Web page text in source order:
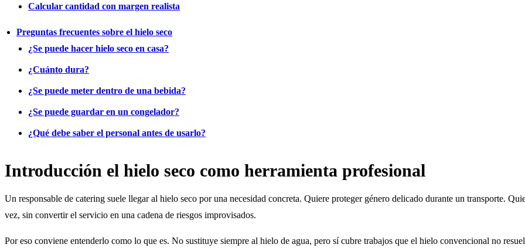
Calcular cantidad con margen realista
Preguntas frecuentes sobre el hielo seco
¿Se puede hacer hielo seco en casa?
¿Cuánto dura?
¿Se puede meter dentro de una bebida?
¿Se puede guardar en un congelador?
¿Qué debe saber el personal antes de usarlo?
Introducción el hielo seco como herramienta profesional
Un responsable de catering suele llegar al hielo seco por una necesidad concreta. Quiere proteger género delicado durante un transporte.
vez, sin convertir el servicio en una cadena de riesgos improvisados.
Por eso conviene entenderlo como lo que es. No sustituye siempre al hielo de agua, pero sí cubre trabajos que el hielo convencional no